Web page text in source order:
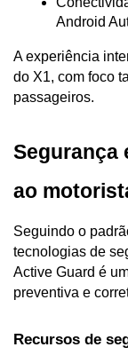
Android
A experiência
do X1, com foco
passageiros.
Segurança
ao
Seguindo o
tecnologias de
Active Guard é
preventiva e
Recursos de